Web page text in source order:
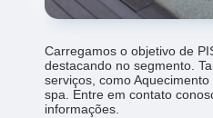
Carregamos o objetivo de
destacando no segmento.
serviços, como
spa. Entre em contato
informações.